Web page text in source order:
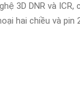
3D DNR và
hai chiều và